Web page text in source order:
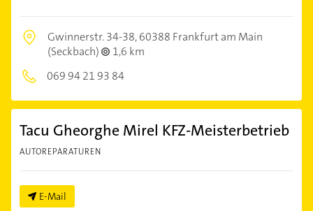
Gwinnerstr. 34-38,60388 Frankfurt am Main
(Seckbach)
1,6 km
069 94 21 93 84
Tacu Gheorghe Mirel KFZ-Meisterbetrieb
AUTOREPARATUREN
E-Mail